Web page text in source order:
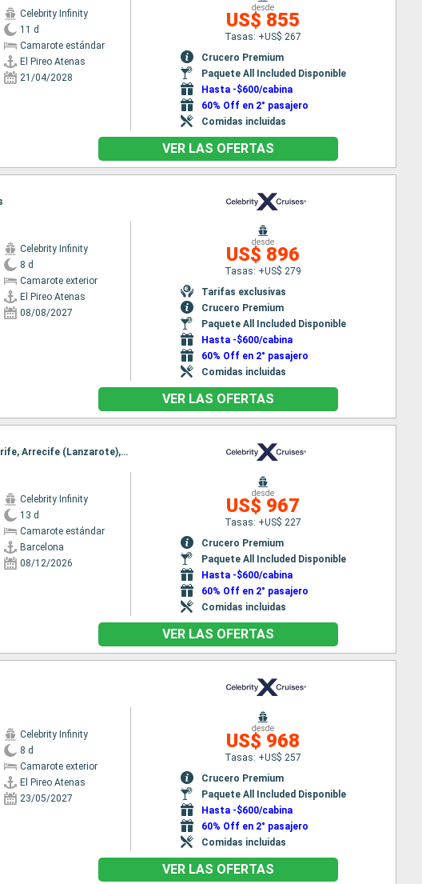
Celebrity Infinity
11 d
Camarote estándar
El Pireo Atenas
21/04/2028
desde
US$ 855
Tasas: +US$ 267
Crucero Premium
Paquete All Included Disponible
Hasta -$600/cabina
60% Off en 2° pasajero
Comidas incluidas
VER LAS OFERTAS
Celebrity Infinity
8 d
Camarote exterior
El Pireo Atenas
08/08/2027
desde
US$ 896
Tasas: +US$ 279
Tarifas exclusivas
Crucero Premium
Paquete All Included Disponible
Hasta -$600/cabina
60% Off en 2° pasajero
Comidas incluidas
VER LAS OFERTAS
Itinerario : Barcelona, Malaga, Tánger, Casablanca, Las Palmas, Santa Cruz de Tenerife, Arrecife (Lanzarote), Gibraltar, Barcelona
Celebrity Infinity
13 d
Camarote estándar
Barcelona
08/12/2026
desde
US$ 967
Tasas: +US$ 227
Crucero Premium
Paquete All Included Disponible
Hasta -$600/cabina
60% Off en 2° pasajero
Comidas incluidas
VER LAS OFERTAS
Celebrity Infinity
8 d
Camarote exterior
El Pireo Atenas
23/05/2027
desde
US$ 968
Tasas: +US$ 257
Crucero Premium
Paquete All Included Disponible
Hasta -$600/cabina
60% Off en 2° pasajero
Comidas incluidas
VER LAS OFERTAS